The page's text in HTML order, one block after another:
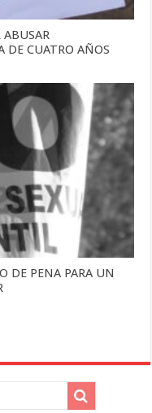
DE CUATRO AÑOS
DE PENA PARA UN